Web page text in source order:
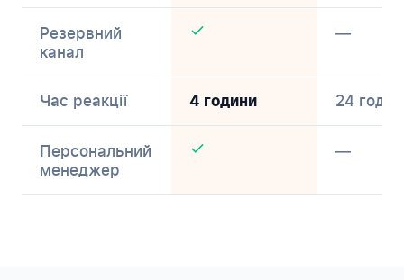
Резервний
канал
—
Час реакції 4 години 24
Персональний
менеджер
—